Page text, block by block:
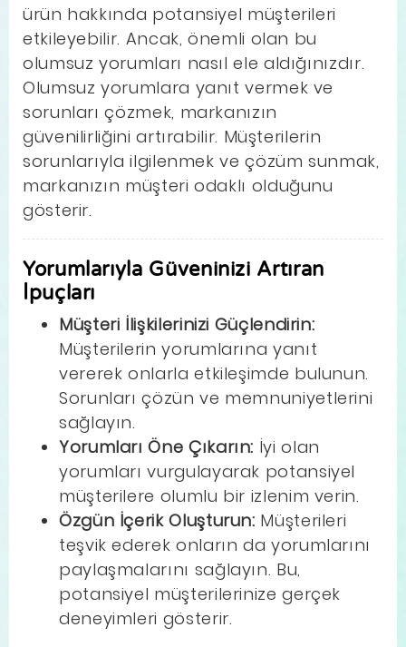
ürün hakkında potansiyel müşterileri
etkileyebilir. Ancak, önemli olan bu
olumsuz yorumları nasıl ele aldığınızdır.
Olumsuz yorumlara yanıt vermek ve
sorunları çözmek, markanızın
güvenilirliğini artırabilir. Müşterilerin
sorunlarıyla ilgilenmek ve çözüm sunmak,
markanızın müşteri odaklı olduğunu
gösterir.
Yorumlarıyla Güveninizi Artıran
İpuçları
Müşteri İlişkilerinizi Güçlendirin:
Müşterilerin yorumlarına yanıt
vererek onlarla etkileşimde bulunun.
Sorunları çözün ve memnuniyetlerini
sağlayın.
Yorumları Öne Çıkarın: İyi olan
yorumları vurgulayarak potansiyel
müşterilere olumlu bir izlenim verin.
Özgün İçerik Oluşturun: Müşterileri
teşvik ederek onların da yorumlarını
paylaşmalarını sağlayın. Bu,
potansiyel müşterilerinize gerçek
deneyimleri gösterir.